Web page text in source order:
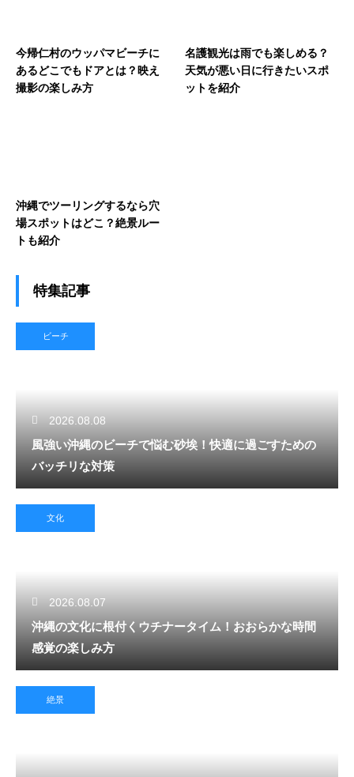
今帰仁村のウッパマビーチに
あるどこでもドアとは？映え
撮影の楽しみ方
名護観光は雨でも楽しめる？
天気が悪い日に行きたいスポ
ットを紹介
沖縄でツーリングするなら穴
場スポットはどこ？絶景ルー
トも紹介
特集記事
ビーチ
2026.08.08
風強い沖縄のビーチで悩む砂埃！快適に過ごすための
バッチリな対策
文化
2026.08.07
沖縄の文化に根付くウチナータイム！おおらかな時間
感覚の楽しみ方
絶景